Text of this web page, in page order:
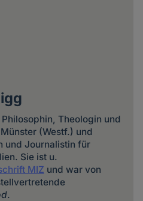
Theologin und
(Westf.) und
und Journalistin für
Sie ist u.
MIZ und war von
.